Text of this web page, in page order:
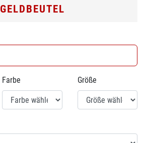
GELDBEUTEL
Farbe Größe